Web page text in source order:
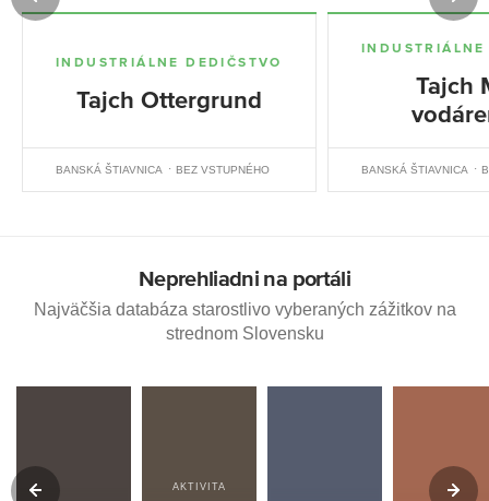
INDUSTRIÁLNE DEDIČSTVO
Tajch Ottergrund
BANSKÁ ŠTIAVNICA BEZ VSTUPNÉHO
Tajch
BANSKÁ ŠTIAVNICA
Neprehliadni na portáli
Najväčšia databáza starostlivo vyberaných zážitkov na
strednom Slovensku
AKTIVITA